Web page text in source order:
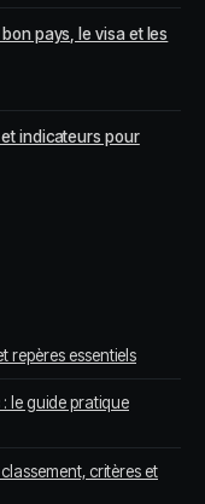
pays, le visa et les
indicateurs pour
repères essentiels
le guide pratique
critères et